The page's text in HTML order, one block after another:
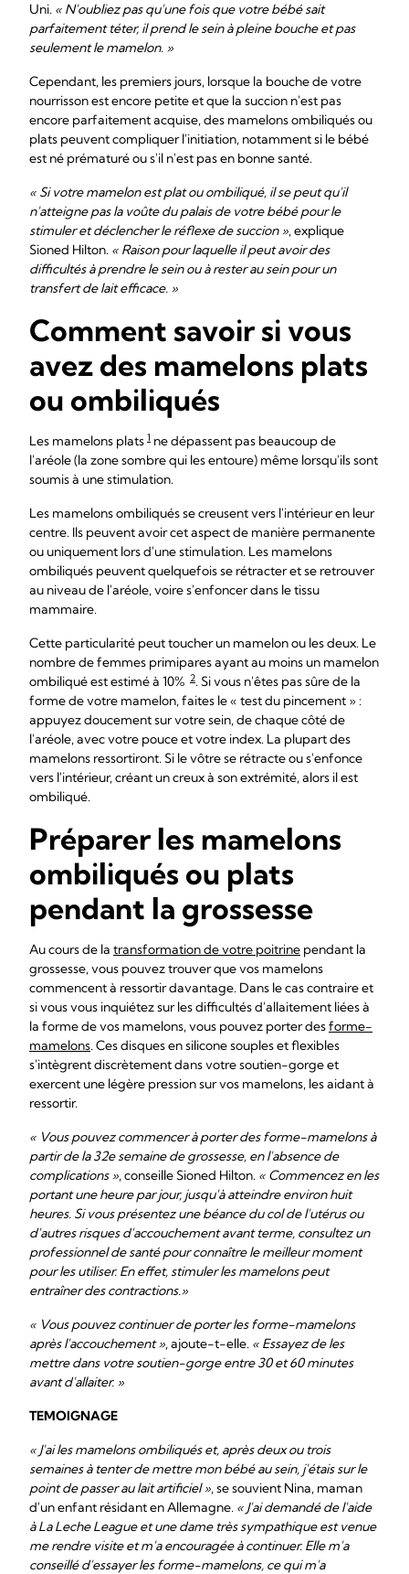
Uni. « N'oubliez pas qu'une fois que votre bébé sait
parfaitement téter, il prend le sein à pleine bouche et pas
seulement le mamelon. »
Cependant, les premiers jours, lorsque la bouche de votre
nourrisson est encore petite et que la succion n'est pas
encore parfaitement acquise, des mamelons ombiliqués ou
plats peuvent compliquer l'initiation, notamment si le bébé
est né prématuré ou s'il n'est pas en bonne santé.
« Si votre mamelon est plat ou ombiliqué, il se peut qu'il
n'atteigne pas la voûte du palais de votre bébé pour le
stimuler et déclencher le réflexe de succion », explique
Sioned Hilton. « Raison pour laquelle il peut avoir des
difficultés à prendre le sein ou à rester au sein pour un
transfert de lait efficace. »
Comment savoir si vous
avez des mamelons plats
ou ombiliqués
Les mamelons plats 1 ne dépassent pas beaucoup de
l'aréole (la zone sombre qui les entoure) même lorsqu'ils sont
soumis à une stimulation.
Les mamelons ombiliqués se creusent vers l'intérieur en leur
centre. Ils peuvent avoir cet aspect de manière permanente
ou uniquement lors d'une stimulation. Les mamelons
ombiliqués peuvent quelquefois se rétracter et se retrouver
au niveau de l'aréole, voire s'enfoncer dans le tissu
mammaire.
Cette particularité peut toucher un mamelon ou les deux. Le
nombre de femmes primipares ayant au moins un mamelon
ombiliqué est estimé à 10% 2. Si vous n'êtes pas sûre de la
forme de votre mamelon, faites le « test du pincement » :
appuyez doucement sur votre sein, de chaque côté de
l'aréole, avec votre pouce et votre index. La plupart des
mamelons ressortiront. Si le vôtre se rétracte ou s'enfonce
vers l'intérieur, créant un creux à son extrémité, alors il est
ombiliqué.
Préparer les mamelons
ombiliqués ou plats
pendant la grossesse
Au cours de la transformation de votre poitrine pendant la
grossesse, vous pouvez trouver que vos mamelons
commencent à ressortir davantage. Dans le cas contraire et
si vous vous inquiétez sur les difficultés d'allaitement liées à
la forme de vos mamelons, vous pouvez porter desforme-
mamelons. Ces disques en silicone souples et flexibles
s'intègrent discrètement dans votre soutien-gorge et
exercent une légère pression sur vos mamelons, les aidant à
ressortir.
« Vous pouvez commencer à porter des forme-mamelons à
partir de la 32e semaine de grossesse, en l'absence de
complications », conseille Sioned Hilton. « Commencez en les
portant une heure par jour, jusqu'à atteindre environ huit
heures. Si vous présentez une béance du col de l'utérus ou
d'autres risques d'accouchement avant terme, consultez un
professionnel de santé pour connaître le meilleur moment
pour les utiliser. En effet, stimuler les mamelons peut
entraîner des contractions.»
« Vous pouvez continuer de porter les forme-mamelons
après l'accouchement », ajoute-t-elle. « Essayez de les
mettre dans votre soutien-gorge entre 30 et 60 minutes
avant d'allaiter. »
TEMOIGNAGE
« J'ai les mamelons ombiliqués et, après deux ou trois
semaines à tenter de mettre mon bébé au sein, j'étais sur le
point de passer au lait artificiel », se souvient Nina, maman
d'un enfant résidant en Allemagne. « J'ai demandé de l'aide
à La Leche League et une dame très sympathique est venue
me rendre visite et m'a encouragée à continuer. Elle m'a
conseillé d'essayer les forme-mamelons, ce qui m'a